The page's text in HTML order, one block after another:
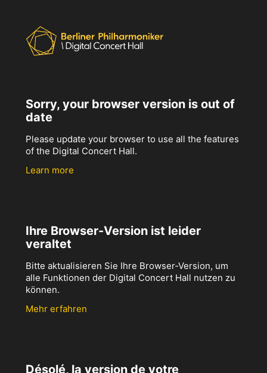
Sorry, your browser version is out of
date
Please update your browser to use all the features
of the Digital Concert Hall.
Learn more
Ihre Browser-Version ist leider
veraltet
Bitte aktualisieren Sie Ihre Browser-Version, um
alle Funktionen der Digital Concert Hall nutzen zu
können.
Mehr erfahren
Désolé, la version de votre